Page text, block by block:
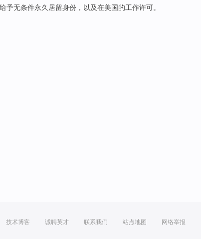
给予无条件永久 居留身份 ， 以及在美国的工作许可。
技术博客 诚聘英才 联系我们 站点地图 网络举报